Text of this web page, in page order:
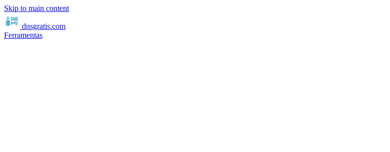
Skip to main content
dnsgratis.com
Ferramentas